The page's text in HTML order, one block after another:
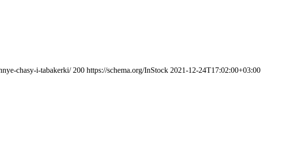
chasy-i-tabakerki/ 200 https://schema.org/InStock 2021-12-24T17:02:00+03:00